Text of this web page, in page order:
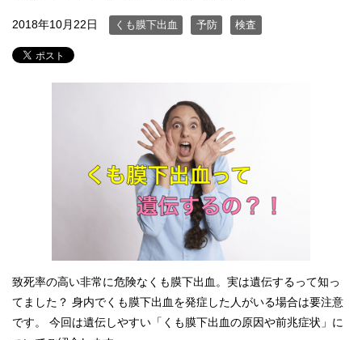
2018年10月22日 くも膜下出血 予防 検査
致死率の高い非常に危険なくも膜下出血。実は遺伝するって知っ
てました？ 身内でくも膜下出血を発症した人がいる場合は要注意
です。 今回は遺伝しやすい「くも膜下出血の原因や前兆症状」に